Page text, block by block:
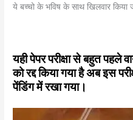
ये बच्चो के भविष के साथ खिलवार किया
यही पेपर परीक्षा से बहुत पहले
को रद्द किया गया है अब इस
पेंडिंग में रखा गया।